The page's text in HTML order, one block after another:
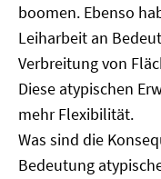
boomen. Ebenso
Leiharbeit an
Verbreitung von
Diese atypischen
mehr Flexibilität.
Was sind die
Bedeutung